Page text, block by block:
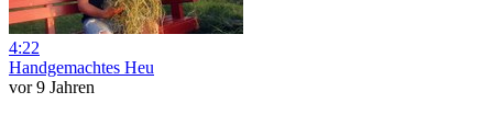
4:22
Handgemachtes Heu
vor 9 Jahren